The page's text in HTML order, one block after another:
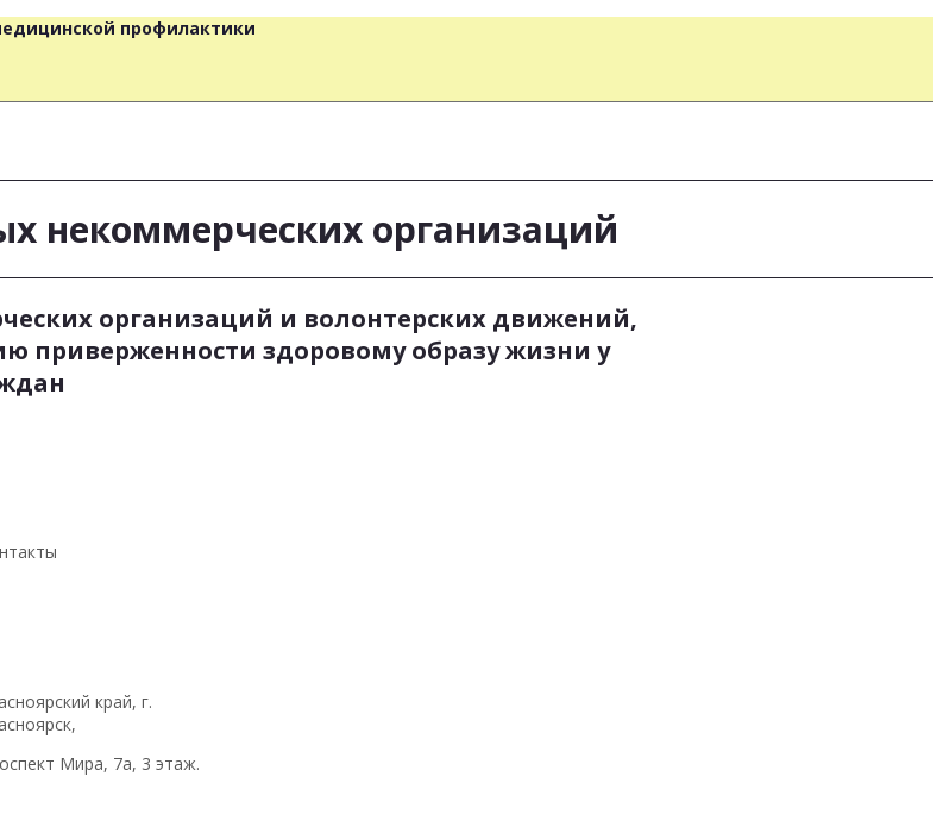
профилактики
некоммерческих организаций
организаций и волонтерских движений,
здоровому образу жизни у
край, г.
Мира, 7а, 3 этаж.